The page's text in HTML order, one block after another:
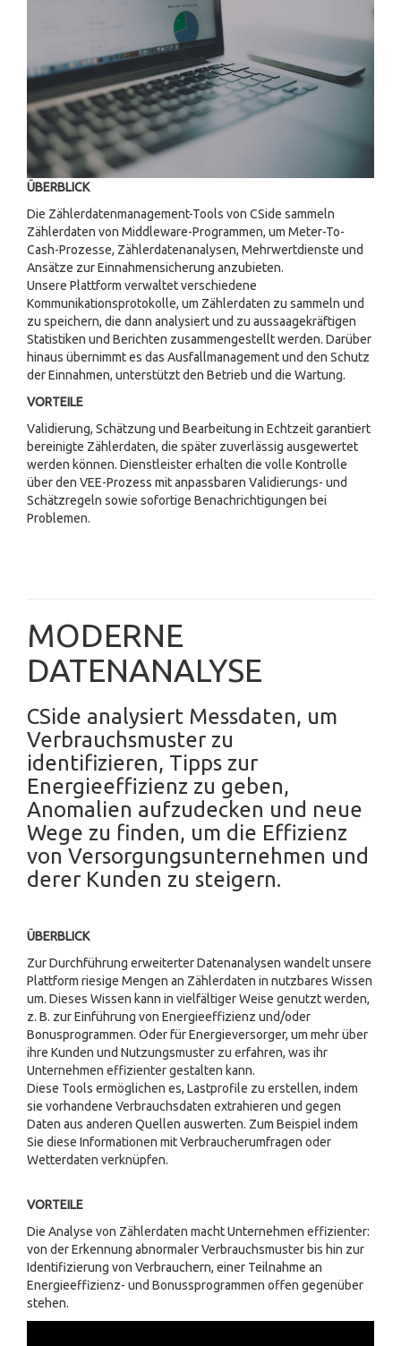
ÜBERBLICK
Die Zählerdatenmanagement-Tools von CSide sammeln
Zählerdaten von Middleware-Programmen, um Meter-To-
Cash-Prozesse, Zählerdatenanalysen, Mehrwertdienste und
Ansätze zur Einnahmensicherung anzubieten.
Unsere Plattform verwaltet verschiedene
Kommunikationsprotokolle, um Zählerdaten zu sammeln und
zu speichern, die dann analysiert und zu aussaagekräftigen
Statistiken und Berichten zusammengestellt werden. Darüber
hinaus übernimmt es das Ausfallmanagement und den Schutz
der Einnahmen, unterstützt den Betrieb und die Wartung.
VORTEILE
Validierung, Schätzung und Bearbeitung in Echtzeit garantiert
bereinigte Zählerdaten, die später zuverlässig ausgewertet
werden können. Dienstleister erhalten die volle Kontrolle
über den VEE-Prozess mit anpassbaren Validierungs- und
Schätzregeln sowie sofortige Benachrichtigungen bei
Problemen.
MODERNE
DATENANALYSE
CSide analysiert Messdaten, um
Verbrauchsmuster zu
identifizieren, Tipps zur
Energieeffizienz zu geben,
Anomalien aufzudecken und neue
Wege zu finden, um die Effizienz
von Versorgungsunternehmen und
derer Kunden zu steigern.
ÜBERBLICK
Zur Durchführung erweiterter Datenanalysen wandelt unsere
Plattform riesige Mengen an Zählerdaten in nutzbares Wissen
um. Dieses Wissen kann in vielfältiger Weise genutzt werden,
z. B. zur Einführung von Energieeffizienz und/oder
Bonusprogrammen. Oder für Energieversorger, um mehr über
ihre Kunden und Nutzungsmuster zu erfahren, was ihr
Unternehmen effizienter gestalten kann.
Diese Tools ermöglichen es, Lastprofile zu erstellen, indem
sie vorhandene Verbrauchsdaten extrahieren und gegen
Daten aus anderen Quellen auswerten. Zum Beispiel indem
Sie diese Informationen mit Verbraucherumfragen oder
Wetterdaten verknüpfen.
VORTEILE
Die Analyse von Zählerdaten macht Unternehmen effizienter:
von der Erkennung abnormaler Verbrauchsmuster bis hin zur
Identifizierung von Verbrauchern, einer Teilnahme an
Energieeffizienz- und Bonussprogrammen offen gegenüber
stehen.